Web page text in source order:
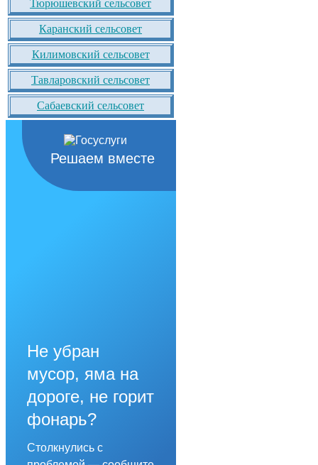
Тюрюшевский сельсовет
Каранский сельсовет
Килимовский сельсовет
Тавларовский сельсовет
Сабаевский сельсовет
Решаем вместе
Не убран
мусор, яма на
дороге, не горит
фонарь?
Столкнулись с